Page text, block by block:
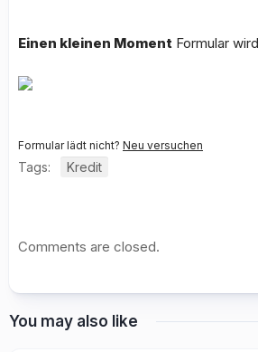
Einen kleinen Moment Formular
Formular lädt nicht? Neu versuchen
Tags: Kredit
Comments are closed.
You may also like